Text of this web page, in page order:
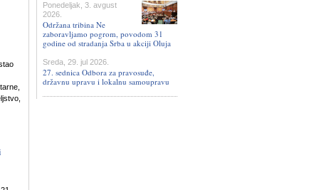
Ponedeljak, 3. avgust
2026.
Održana tribina Ne
zaboravljamo pogrom, povodom 31
godine od stradanja Srba u akciji Oluja
Sreda, 29. jul 2026.
27. sednica Odbora za pravosuđe,
državnu upravu i lokalnu samoupravu